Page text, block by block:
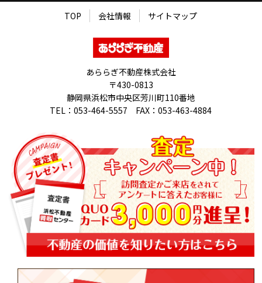
TOP 会社情報 サイトマップ
あららぎ不動産株式会社
〒430-0813
静岡県浜松市中央区芳川町110番地
TEL：053-464-5557 FAX：053-463-4884